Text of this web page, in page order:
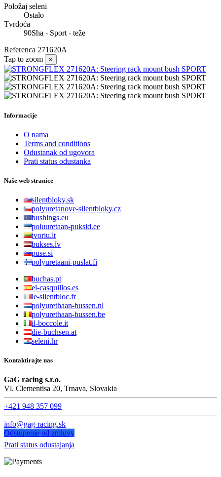
Položaj seleni
Ostalo
Tvrdoća
90Sha - Sport - teže
Referenca 271620A
Tap to zoom
×
Informacije
O nama
Terms and conditions
Odustanak od ugovora
Prati status odustanka
Naše web stranice
silentbloky.sk
polyuretanove-silentbloky.cz
bushings.eu
poluuretaan-puksid.ee
ivoriu.lt
bukses.lv
puse.si
polyuretaani-puslat.fi
buchas.pt
el-casquillos.es
le-silentbloc.fr
polyurethaan-bussen.nl
polyurethaan-bussen.be
il-boccole.it
die-buchsen.at
seleni.hr
Kontaktirajte nas
GaG racing s.r.o.
Vl. Clementisa 20, Trnava, Slovakia
+421 948 357 099
info@gag-racing.sk
Odstúpenie od zmluvy
Prati status odustajanja